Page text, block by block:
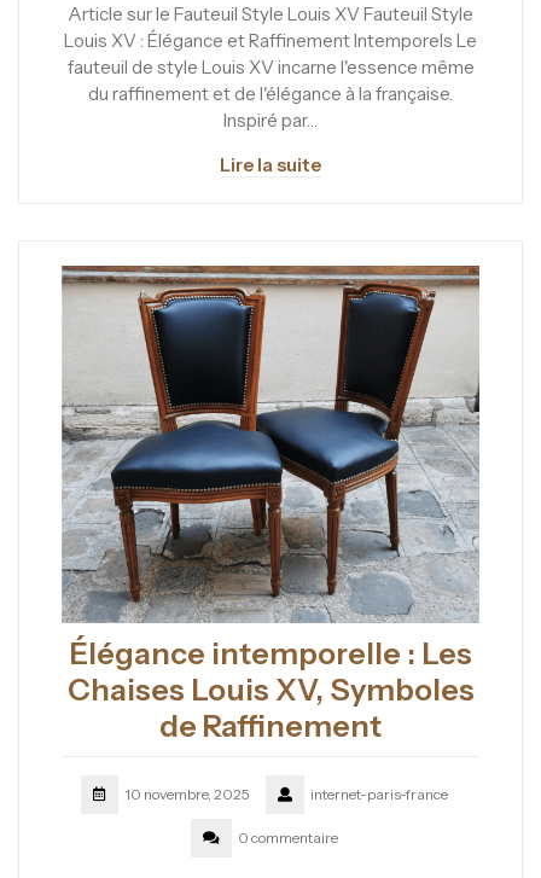
Article sur le Fauteuil Style Louis XV Fauteuil Style
Louis XV : Élégance et Raffinement Intemporels Le
fauteuil de style Louis XV incarne l'essence même
du raffinement et de l'élégance à la française.
Inspiré par…
Lire la suite
Élégance intemporelle : Les
Chaises Louis XV, Symboles
de Raffinement
10 novembre, 2025 internet-paris-france
0 commentaire